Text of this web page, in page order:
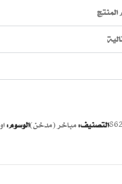
التصنيف:مباخر (مدخن)الوسوم: